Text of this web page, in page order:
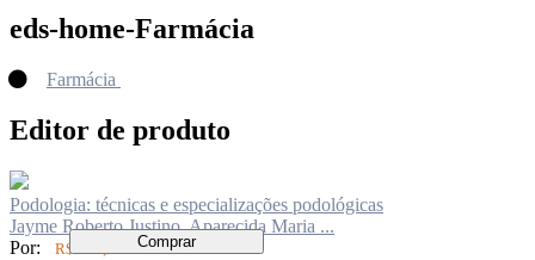
eds-home-Farmácia
Farmácia
Editor de produto
Podologia: técnicas e especializações podológicas
Jayme Roberto Justino, Aparecida Maria ...
Por:
R$ 178,00 Comprar